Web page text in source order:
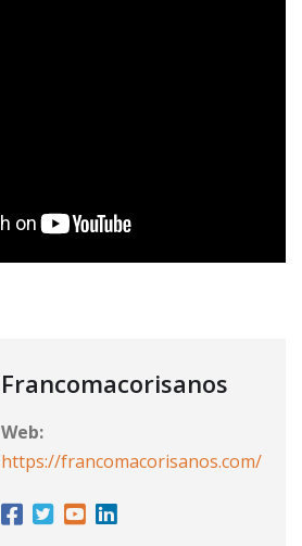
Francomacorisanos
Web:
https://francomacorisanos.com/